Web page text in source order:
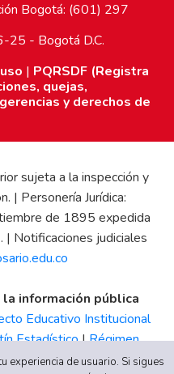
Bogotá: (601) 297
25 - Bogotá D.C.
| PQRSDF (Registra
quejas,
y derechos de
sujeta a la inspección y
| Personería Jurídica:
de 1895 expedida
| Notificaciones judiciales
la información pública
Educativo Institucional
Estadístico|Régimen
|Código de Ética| Canal
experiencia de usuario. Si sigues